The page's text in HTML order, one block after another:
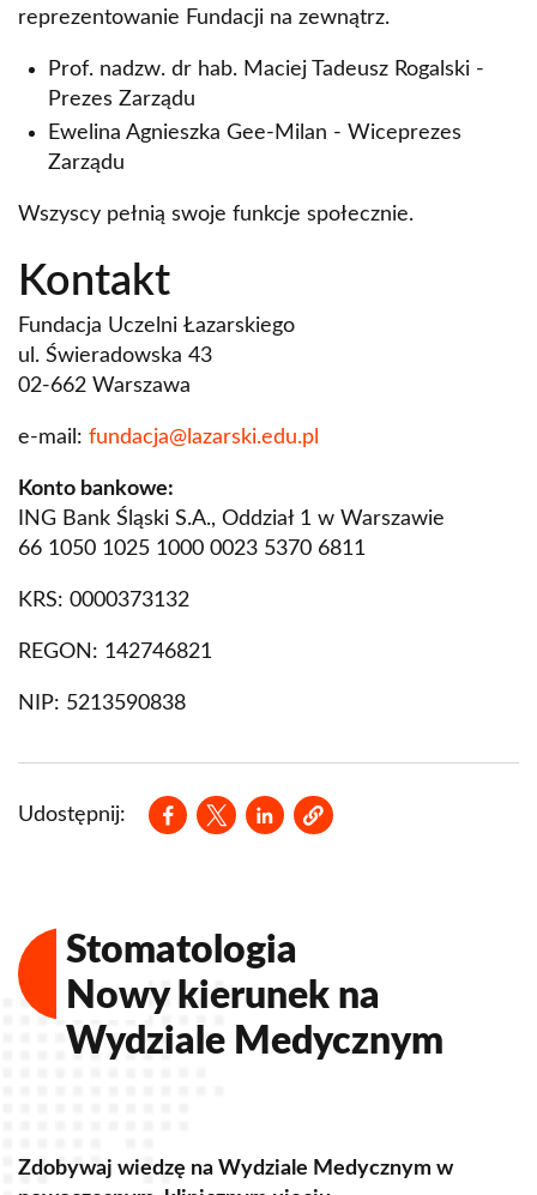
reprezentowanie Fundacji na zewnątrz.
Prof. nadzw. dr hab. Maciej Tadeusz Rogalski -
Prezes Zarządu
Ewelina Agnieszka Gee-Milan - Wiceprezes
Zarządu
Wszyscy pełnią swoje funkcje społecznie.
Kontakt
Fundacja Uczelni Łazarskiego
ul. Świeradowska 43
02-662 Warszawa
e-mail: fundacja@lazarski.edu.pl
Konto bankowe:
ING Bank Śląski S.A., Oddział 1 w Warszawie
66 1050 1025 1000 0023 5370 6811
KRS: 0000373132
REGON: 142746821
NIP: 5213590838
Udostępnij:
Opens in a new window
Opens in a new window
Opens in a new window
Stomatologia
Nowy kierunek na
Wydziale Medycznym
Zdobywaj wiedzę na Wydziale Medycznym w